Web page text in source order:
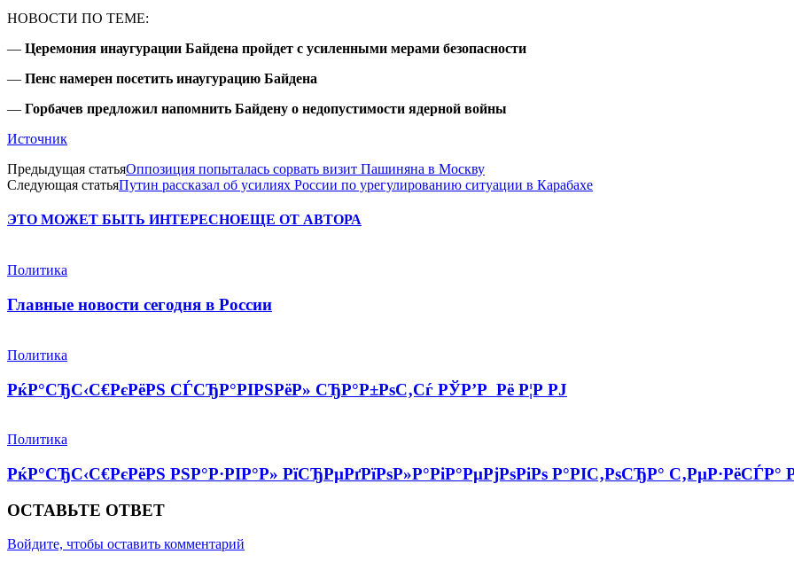
НОВОСТИ ПО ТЕМЕ:
— Церемония инаугурации Байдена пройдет с усиленными мерами безопасности
— Пенс намерен посетить инаугурацию Байдена
— Горбачев предложил напомнить Байдену о недопустимости ядерной войны
Источник
Предыдущая статьяОппозиция попыталась сорвать визит Пашиняна в Москву
Следующая статьяПутин рассказал об усилиях России по урегулированию ситуации в Карабахе
ЭТО МОЖЕТ БЫТЬ ИНТЕРЕСНОЕЩЕ ОТ АВТОРА
Политика
Главные новости сегодня в России
Политика
РќР°СЂС‹С€РєРёРЅ СЃСЂР°РІРЅРёР» СЂР°Р±РѕС‚Сѓ РЎР’Р Рё Р¦Р РЈ
Политика
РќР°СЂС‹С€РєРёРЅ РЅР°Р·РІР°Р» РїСЂРµРґРїРѕР»Р°РіР°РµРјРѕРіРѕ Р°РІС‚РѕСЂР°
ОСТАВЬТЕ ОТВЕТ
Войдите, чтобы оставить комментарий